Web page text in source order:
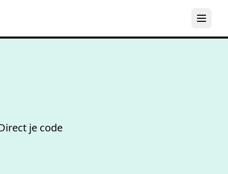
je code